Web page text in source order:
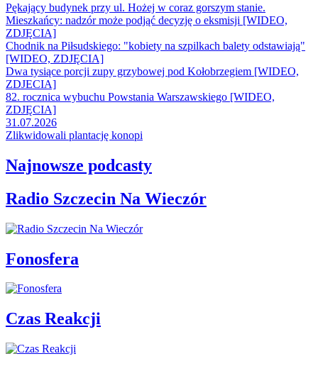
Pękający budynek przy ul. Hożej w coraz gorszym stanie.
Mieszkańcy: nadzór może podjąć decyzję o eksmisji [WIDEO,
ZDJĘCIA]
Chodnik na Piłsudskiego: "kobiety na szpilkach balety odstawiają"
[WIDEO, ZDJĘCIA]
Dwa tysiące porcji zupy grzybowej pod Kołobrzegiem [WIDEO,
ZDJECIA]
82. rocznica wybuchu Powstania Warszawskiego [WIDEO,
ZDJĘCIA]
31.07.2026
Zlikwidowali plantację konopi
Najnowsze podcasty
Radio Szczecin Na Wieczór
Fonosfera
Czas Reakcji